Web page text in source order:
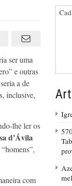
ser uma
e outras
a de
inclusive,
lhe ler os
d’Ávila
com